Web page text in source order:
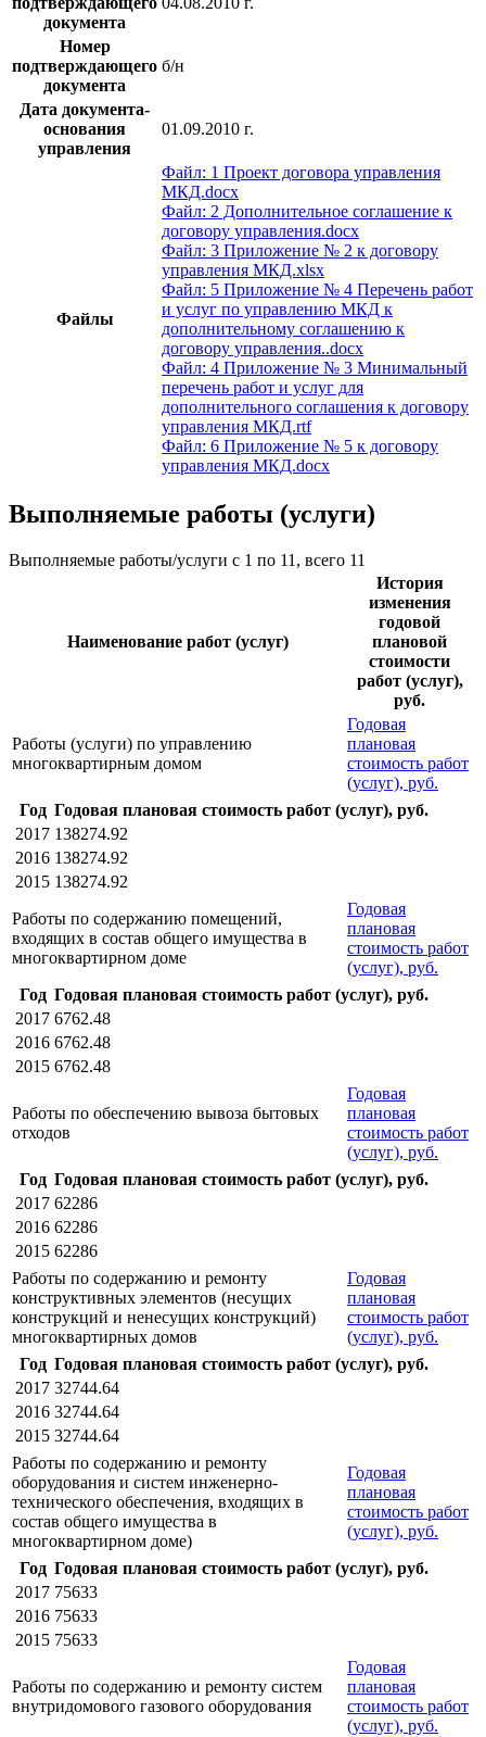
документа
Номер
подтверждающего
документа
б/н
Дата документа-
основания
управления
01.09.2010 г.
Файлы
Файл: 1 Проект договора управления
МКД.docx
Файл: 2 Дополнительное соглашение к
договору управления.docx
Файл: 3 Приложение № 2 к договору
управления МКД.xlsx
Файл: 5 Приложение № 4 Перечень работ
и услуг по управлению МКД к
дополнительному соглашению к
договору управления..docx
Файл: 4 Приложение № 3 Минимальный
перечень работ и услуг для
дополнительного соглашения к договору
управления МКД.rtf
Файл: 6 Приложение № 5 к договору
управления МКД.docx
Выполняемые работы (услуги)
Выполняемые работы/услуги с 1 по 11, всего 11
Наименование работ (услуг)
История
изменения
годовой
плановой
стоимости
работ (услуг),
руб.
Работы (услуги) по управлению
многоквартирным домом
Годовая
плановая
стоимость работ
(услуг), руб.
Год Годовая плановая стоимость работ (услуг), руб.
2017 138274.92
2016 138274.92
2015 138274.92
Работы по содержанию помещений,
входящих в состав общего имущества в
многоквартирном доме
Годовая
плановая
стоимость работ
(услуг), руб.
Год Годовая плановая стоимость работ (услуг), руб.
2017 6762.48
2016 6762.48
2015 6762.48
Работы по обеспечению вывоза бытовых
отходов
Годовая
плановая
стоимость работ
(услуг), руб.
Год Годовая плановая стоимость работ (услуг), руб.
2017 62286
2016 62286
2015 62286
Работы по содержанию и ремонту
конструктивных элементов (несущих
конструкций и ненесущих конструкций)
многоквартирных домов
Годовая
плановая
стоимость работ
(услуг), руб.
Год Годовая плановая стоимость работ (услуг), руб.
2017 32744.64
2016 32744.64
2015 32744.64
Работы по содержанию и ремонту
оборудования и систем инженерно-
технического обеспечения, входящих в
состав общего имущества в
многоквартирном доме)
Годовая
плановая
стоимость работ
(услуг), руб.
Год Годовая плановая стоимость работ (услуг), руб.
2017 75633
2016 75633
2015 75633
Работы по содержанию и ремонту систем
внутридомового газового оборудования
Годовая
плановая
стоимость работ
(услуг), руб.